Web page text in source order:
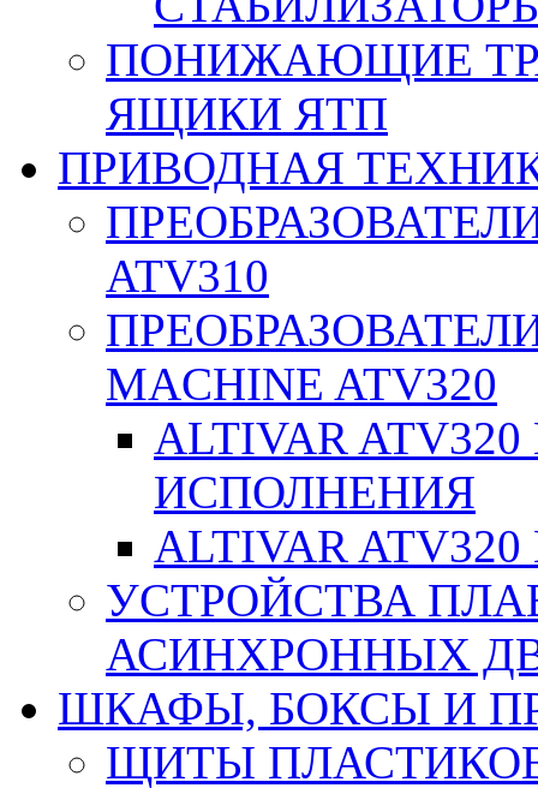
ПОНИЖАЮЩИЕ
ЯЩИКИ ЯТП
ПРИВОДНАЯ
ATV310
MACHINE ATV320
ALTIVAR
ИСПОЛНЕНИЯ
ALTIVAR
УСТРОЙСТВА
АСИНХРОННЫХ
ШКАФЫ, БОКСЫ И
ЩИТЫ